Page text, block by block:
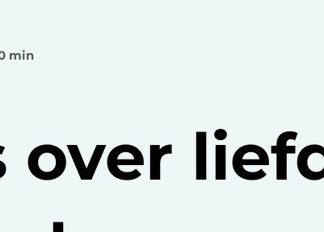
min
over